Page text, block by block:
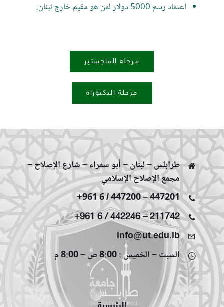
اعتماد رسم 5000 دولار لمن هو مقيم خارج لبنان.
مرحلة الماجستير
مرحلة الدكتوراه
طرابلس – لبنان – أبو سمراء – شارع الإصلاح –
مجمع الإصلاح الإسلامي
+961 6 / 447200–447201
+961 6 / 442246–211742
info@ut.edu.lb
السبت – الخميس : 8:00 ص – 8:00 م